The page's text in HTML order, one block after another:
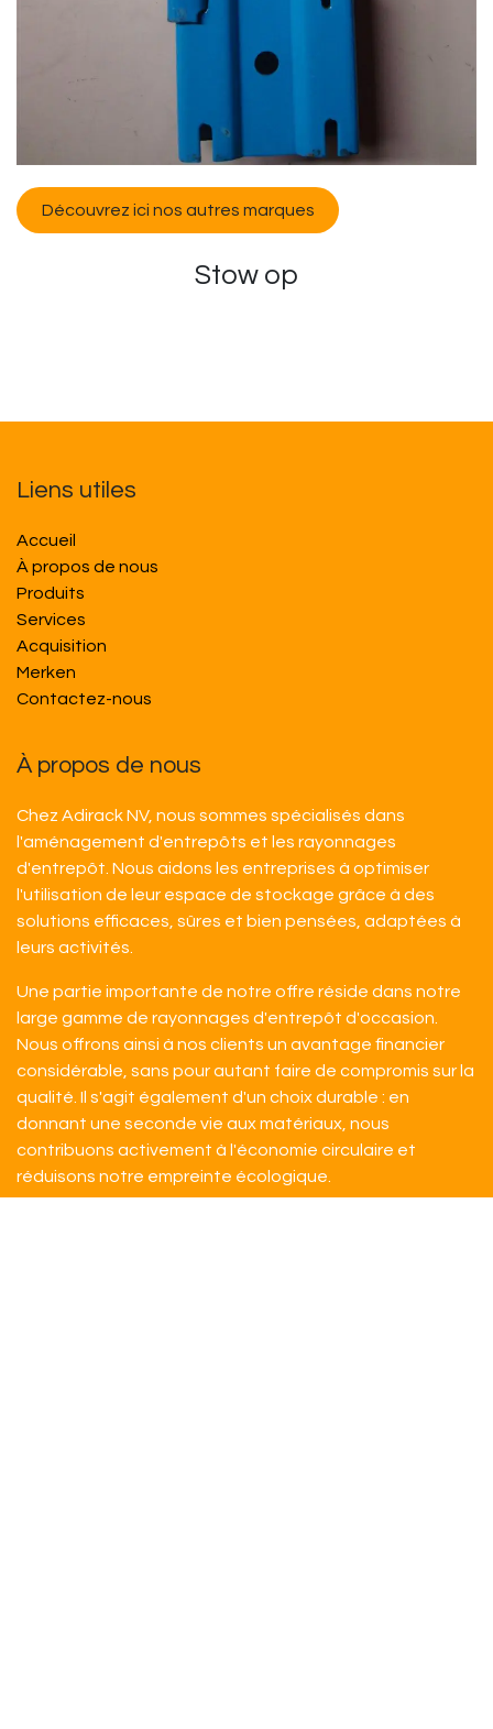
Découvrez ici nos autres marques
Stow op
Liens utiles
Accueil
À propos de nous
Produits
Services
Acquisition
M​​erken
Contactez-nous
À propos de nous
Chez Adirack NV, nous sommes spécialisés dans
l'aménagement d'entrepôts et les rayonnages
d'entrepôt. Nous aidons les entreprises à optimiser
l'utilisation de leur espace de stockage grâce à des
solutions efficaces, sûres et bien pensées, adaptées à
leurs activités.
Une partie importante de notre offre réside dans notre
large gamme de rayonnages d'entrepôt d'occasion.
Nous offrons ainsi à nos clients un avantage financier
considérable, sans pour autant faire de compromis sur la
qualité. Il s'agit également d'un choix durable : en
donnant une seconde vie aux matériaux, nous
contribuons activement à l'économie circulaire et
réduisons notre empreinte écologique.